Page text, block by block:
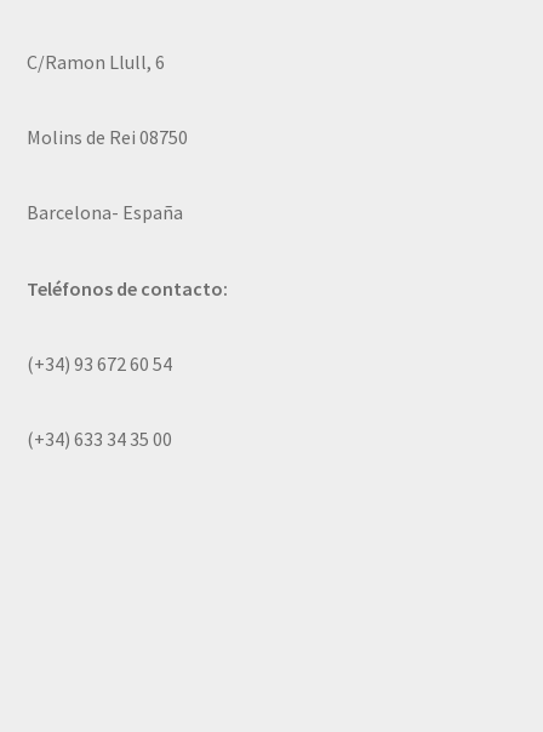
C/Ramon Llull, 6
Molins de Rei 08750
Barcelona- España
Teléfonos de contacto:
(+34) 93 672 60 54
(+34) 633 34 35 00